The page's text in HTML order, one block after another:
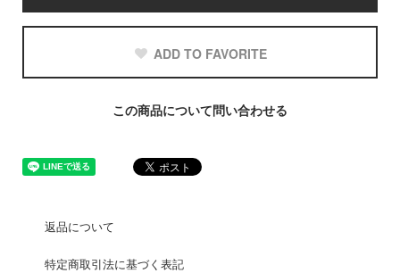
ADD TO FAVORITE
この商品について問い合わせる
返品について
特定商取引法に基づく表記